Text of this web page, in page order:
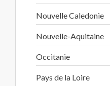
Nouvelle Caledonie
Nouvelle-Aquitaine
Occitanie
Pays de la Loire